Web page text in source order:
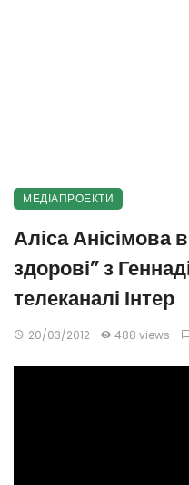
МЕДІАПРОЕКТИ
Аліса Анісімова
здорові” з
телеканалі Інтер
20/03/2012 488 views